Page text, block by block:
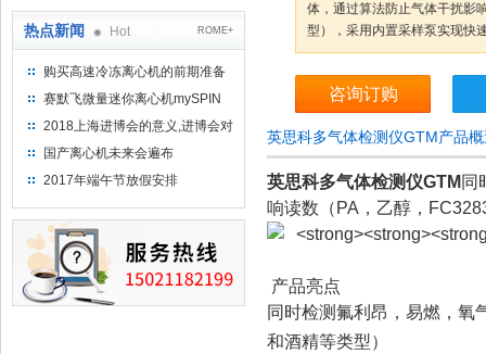
热点新闻 Hot ROME+
购买高速冷冻离心机的前期准备
工作
赛默飞微量迷你离心机mySPIN
12
2018上海进博会的意义,进博会对
上海的影响有哪些？
国产离心机未来会遍布
2017年端午节放假安排
体，通过算法防止气体干扰影
型），采用内置采样泵实现快
咨询订购
英思科多气体检测仪GTM产品
英思科多气体检测仪GTM 同
响读数（PA，乙醇，
产品亮点
同时检测氟利昂，易燃，氧
和酒精等类型）